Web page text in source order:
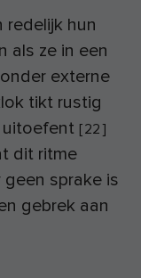
hun
als ze in een
externe
tikt rustig
uitoefent [22 ]
dit ritme
sprake is
gebrek aan